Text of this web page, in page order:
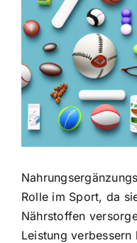
Bild
Rolle im Sport, da
Nährstoffen
Leistung